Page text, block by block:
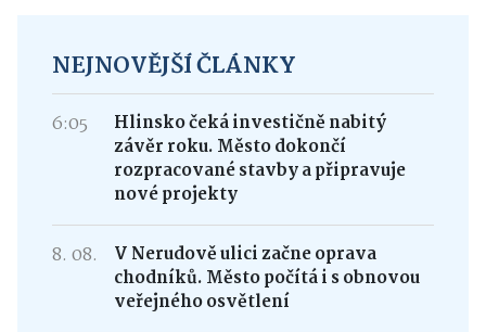
NEJNOVĚJŠÍ ČLÁNKY
6:05
Hlinsko čeká investičně nabitý
závěr roku. Město dokončí
rozpracované stavby a připravuje
nové projekty
8. 08.
V Nerudově ulici začne oprava
chodníků. Město počítá i s obnovou
veřejného osvětlení